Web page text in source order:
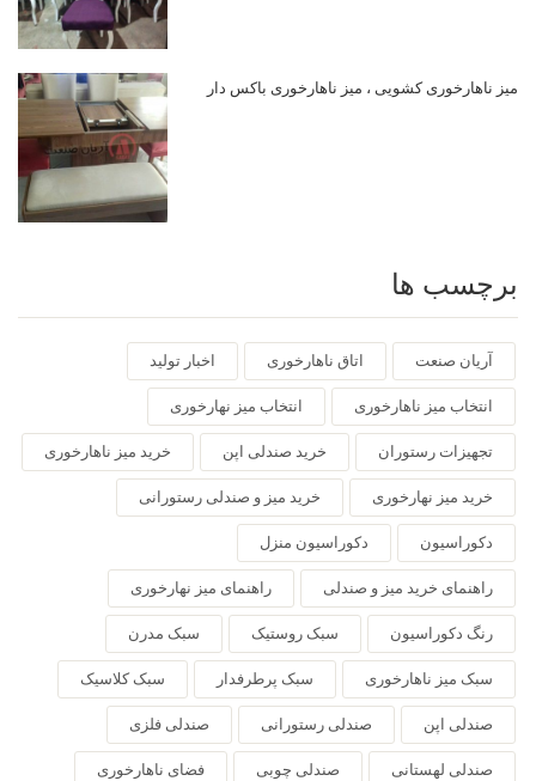
میز ناهارخوری کشویی ، میز ناهارخوری باکس دار
برچسب ها
آریان صنعت اتاق ناهارخوری اخبار تولید
انتخاب میز ناهارخوری انتخاب میز نهارخوری
تجهیزات رستوران خرید صندلی اپن خرید میز ناهارخوری
خرید میز نهارخوری خرید میز و صندلی رستورانی
دکوراسیون دکوراسیون منزل
راهنمای خرید میز و صندلی راهنمای میز نهارخوری
رنگ دکوراسیون سبک روستیک سبک مدرن
سبک میز ناهارخوری سبک پرطرفدار سبک کلاسیک
صندلی اپن صندلی رستورانی صندلی فلزی
صندلی لهستانی صندلی چوبی فضای ناهارخوری